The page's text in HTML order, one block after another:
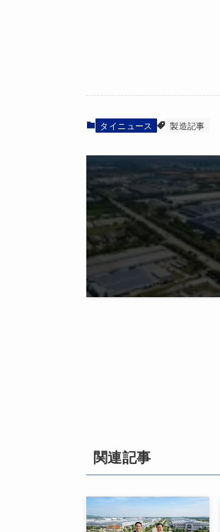
タイニュース 製造記事
関連記事